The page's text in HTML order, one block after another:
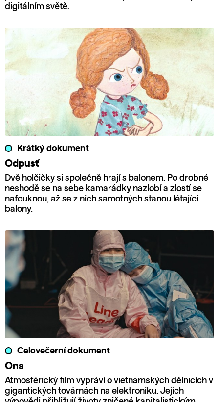
digitálním světě.
Krátký dokument
Odpusť
Dvě holčičky si společně hrají s balonem. Po drobné
neshodě se na sebe kamarádky nazlobí a zlostí se
nafouknou, až se z nich samotných stanou létající
balony.
Celovečerní dokument
Ona
Atmosférický film vypráví o vietnamských dělnicích v
gigantických továrnách na elektroniku. Jejich